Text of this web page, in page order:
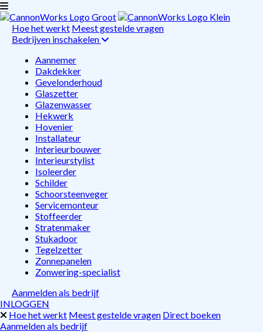
Hoe het werkt Meest gestelde vragen
Bedrijven inschakelen
Aannemer
Dakdekker
Gevelonderhoud
Glaszetter
Glazenwasser
Hekwerk
Hovenier
Installateur
Interieurbouwer
Interieurstylist
Isoleerder
Schilder
Schoorsteenveger
Servicemonteur
Stoffeerder
Stratenmaker
Stukadoor
Tegelzetter
Zonnepanelen
Zonwering-specialist
Aanmelden als bedrijf
INLOGGEN
Hoe het werkt Meest gestelde vragen Direct boeken
Aanmelden als bedrijf